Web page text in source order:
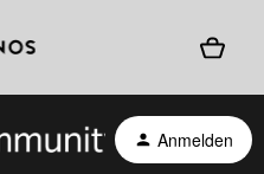
Anmelden